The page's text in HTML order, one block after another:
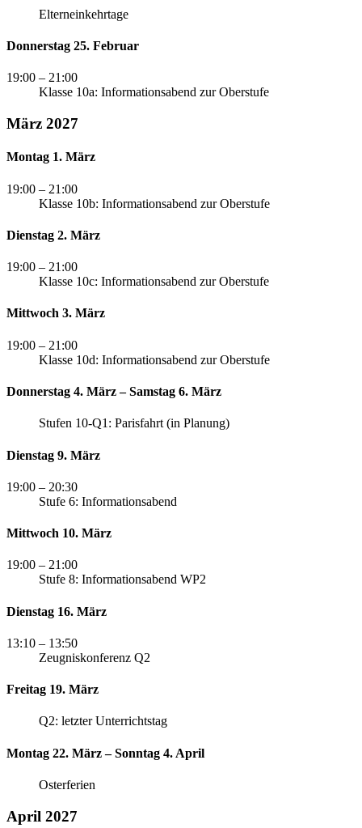
Elterneinkehrtage
Donnerstag 25. Februar
19:00 – 21:00
Klasse 10a: Informationsabend zur Oberstufe
März 2027
Montag 1. März
19:00 – 21:00
Klasse 10b: Informationsabend zur Oberstufe
Dienstag 2. März
19:00 – 21:00
Klasse 10c: Informationsabend zur Oberstufe
Mittwoch 3. März
19:00 – 21:00
Klasse 10d: Informationsabend zur Oberstufe
Donnerstag 4. März – Samstag 6. März
Stufen 10-Q1: Parisfahrt (in Planung)
Dienstag 9. März
19:00 – 20:30
Stufe 6: Informationsabend
Mittwoch 10. März
19:00 – 21:00
Stufe 8: Informationsabend WP2
Dienstag 16. März
13:10 – 13:50
Zeugniskonferenz Q2
Freitag 19. März
Q2: letzter Unterrichtstag
Montag 22. März – Sonntag 4. April
Osterferien
April 2027